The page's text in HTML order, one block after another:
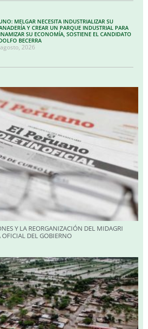
MELGAR NECESITA INDUSTRIALIZAR SU
Y CREAR UN PARQUE INDUSTRIAL PARA
SU ECONOMÍA, SOSTIENE EL CANDIDATO
BECERRA
2026
Y LA REORGANIZACIÓN DEL MIDAGRI
DEL GOBIERNO